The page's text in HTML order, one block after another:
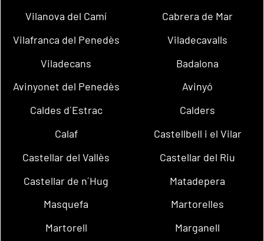
Vilanova del Camí
Cabrera de Mar
Vilafranca del Penedès
Viladecavalls
Viladecans
Badalona
Avinyonet del Penedès
Avinyó
Caldes d´Estrac
Calders
Calaf
Castellbell i el Vilar
Castellar del Vallès
Castellar del Riu
Castellar de n´Hug
Matadepera
Masquefa
Martorelles
Martorell
Marganell